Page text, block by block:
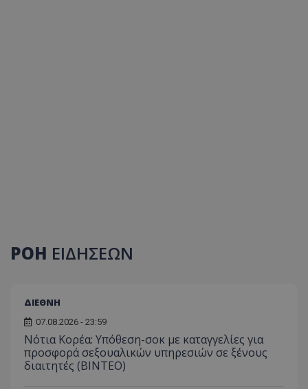
ΡΟΗ ΕΙΔΗΣΕΩΝ
ΔΙΕΘΝΗ
07.08.2026 - 23:59
Νότια Κορέα: Υπόθεση-σοκ με καταγγελίες για
προσφορά σεξουαλικών υπηρεσιών σε ξένους
διαιτητές (BINTEO)